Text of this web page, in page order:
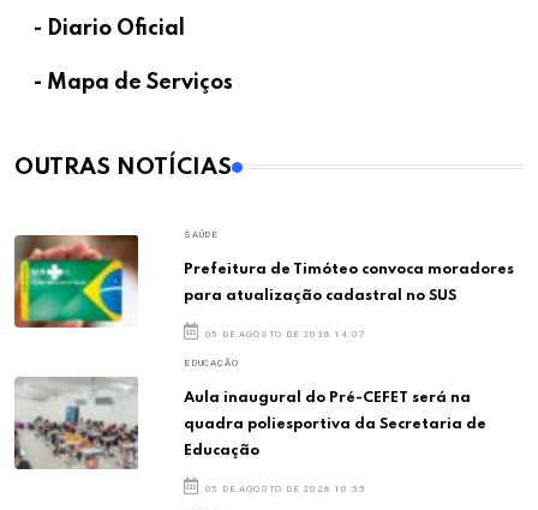
- Diario Oficial
- Mapa de Serviços
OUTRAS NOTÍCIAS
SAÚDE
Prefeitura de Timóteo convoca moradores
para atualização cadastral no SUS
05 DE AGOSTO DE 2026 14:07
EDUCAÇÃO
Aula inaugural do Pré-CEFET será na
quadra poliesportiva da Secretaria de
Educação
05 DE AGOSTO DE 2026 10:55